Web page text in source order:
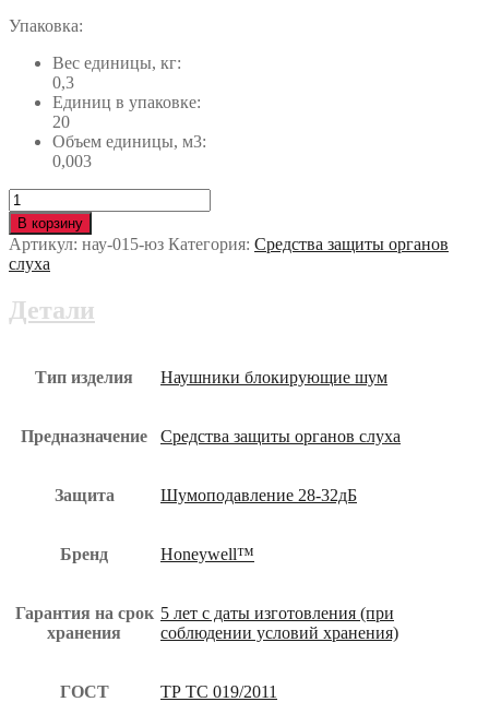
Упаковка:
Вес единицы, кг:
0,3
Единиц в упаковке:
20
Объем единицы, м3:
0,003
Количество
Наушники
Honeywell™
ВИКИНГ
(1010925)
юз
В корзину
Артикул: нау-015-юз Категория: Средства защиты органов
слуха
Детали
Тип изделия Наушники блокирующие шум
Предназначение Средства защиты органов слуха
Защита Шумоподавление 28-32дБ
Бренд Honeywell™
Гарантия на срок
хранения
5 лет с даты изготовления (при
соблюдении условий хранения)
ГОСТ ТР ТС 019/2011